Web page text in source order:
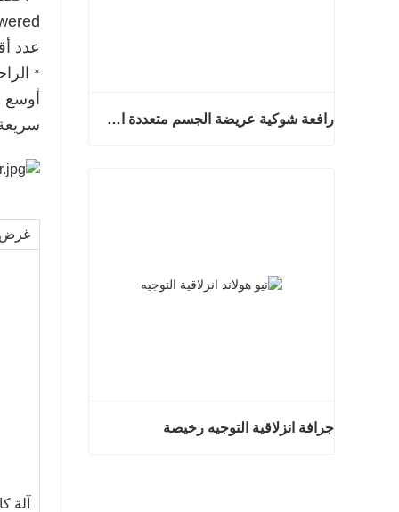
عدد
*
غرض
آلة
رافعة شوكية عريضة الجسم متعددة الاتجاهات 3.5-5.0 طن
جرافة انزلاقية التوجيه رخيصة